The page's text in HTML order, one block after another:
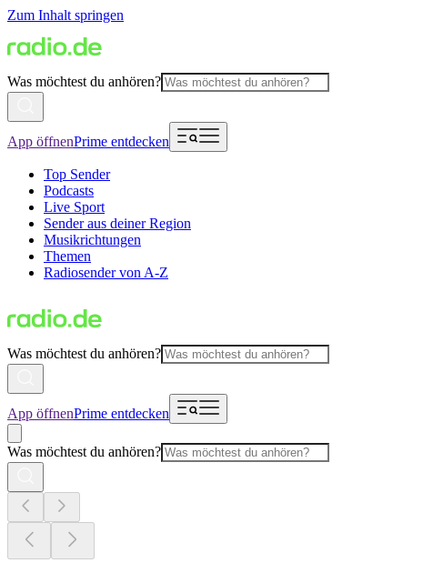
Zum Inhalt springen
Was möchtest du anhören?
App öffnenPrime entdecken
Top Sender
Podcasts
Live Sport
Sender aus deiner Region
Musikrichtungen
Themen
Radiosender von A-Z
Was möchtest du anhören?
App öffnenPrime entdecken
Was möchtest du anhören?